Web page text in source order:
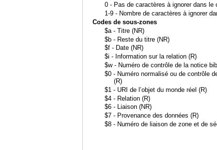
0 - Pas de caractères à ignorer dans le
1-9 - Nombre de caractères à ignorer
Codes de sous-zones
$a - Titre (NR)
$b - Reste du titre (NR)
$f - Date (NR)
$i - Information sur la relation (R)
$w - Numéro de contrôle de la notice
$0 - Numéro normalisé ou de contrôle
(R)
$1 - URI de l’objet du monde réel (R)
$4 - Relation (R)
$6 - Liaison (NR)
$7 - Provenance des données (R)
$8 - Numéro de liaison de zone et de